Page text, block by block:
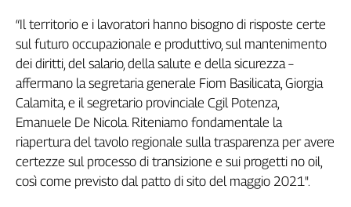
Genova,
il
sangue
della
ragione
anni
Cgil
Collettiva
Academy
“Il territorio e i lavoratori hanno bisogno di risposte certe
sul futuro occupazionale e produttivo, sul mantenimento
dei diritti, del salario, della salute e della sicurezza –
affermano la segretaria generale Fiom Basilicata, Giorgia
Calamita, e il segretario provinciale Cgil Potenza,
Emanuele De Nicola. Riteniamo fondamentale la
riapertura del tavolo regionale sulla trasparenza per avere
certezze sul processo di transizione e sui progetti no oil,
così come previsto dal patto di sito del maggio 2021".